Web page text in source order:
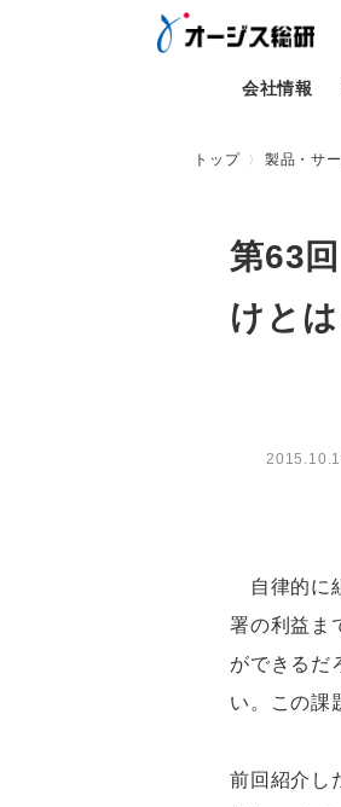
会社情報
トップ 製品・サ
第63
けとは
自律的に
署の利益ま
ができるだ
い。この課
前回紹介し